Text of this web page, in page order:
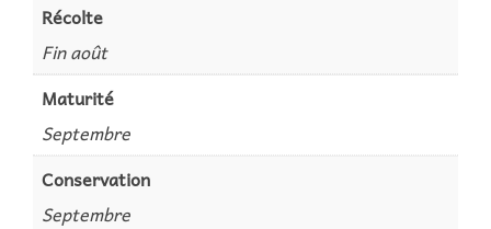
Récolte
Fin août
Maturité
Septembre
Conservation
Septembre